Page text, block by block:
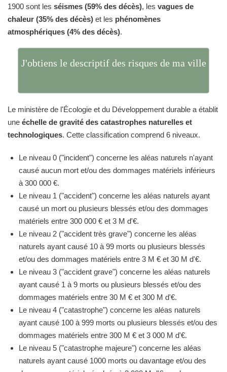
1900 sont les séismes (59% des décès), les vagues de
chaleur (35% des décès) et les phénomènes
atmosphériques (4% des décès).
J'obtiens le descriptif des risques de ma ville
Le ministère de l'Écologie et du Développement durable a établit
une échelle de gravité des catastrophes naturelles et
technologiques. Cette classification comprend 6 niveaux.
Le niveau 0 ("incident") concerne les aléas naturels n'ayant
causé aucun mort et/ou des dommages matériels inférieurs
à 300 000 €.
Le niveau 1 ("accident") concerne les aléas naturels ayant
causé un mort ou plusieurs blessés et/ou des dommages
matériels entre 300 000 € et 3 M d'€.
Le niveau 2 ("accident très grave") concerne les aléas
naturels ayant causé 10 à 99 morts ou plusieurs blessés
et/ou des dommages matériels entre 3 M € et 30 M d'€.
Le niveau 3 ("accident grave") concerne les aléas naturels
ayant causé 1 à 9 morts ou plusieurs blessés et/ou des
dommages matériels entre 30 M € et 300 M d'€.
Le niveau 4 ("catastrophe") concerne les aléas naturels
ayant causé 100 à 999 morts ou plusieurs blessés et/ou des
dommages matériels entre 300 M € et 3 000 M d'€.
Le niveau 5 ("catastrophe majeure") concerne les aléas
naturels ayant causé 1000 morts ou davantage et/ou des